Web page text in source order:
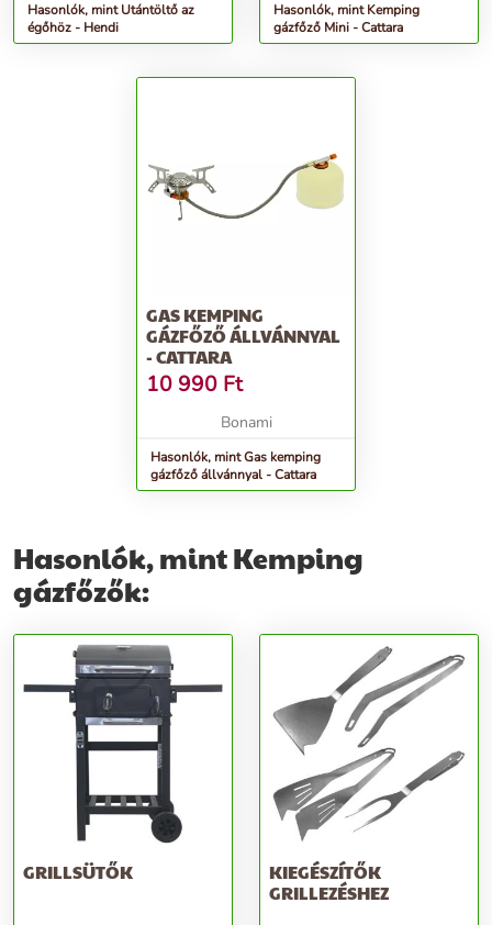
Hasonlók, mint Utántöltő az
égőhöz - Hendi
Hasonlók, mint Kemping
gázfőző Mini - Cattara
GAS KEMPING
GÁZFŐZŐ ÁLLVÁNNYAL
- CATTARA
10 990 Ft
Bonami
Hasonlók, mint Gas kemping
gázfőző állvánnyal - Cattara
Hasonlók, mint Kemping
gázfőzők:
GRILLSÜTŐK
KIEGÉSZÍTŐK
GRILLEZÉSHEZ